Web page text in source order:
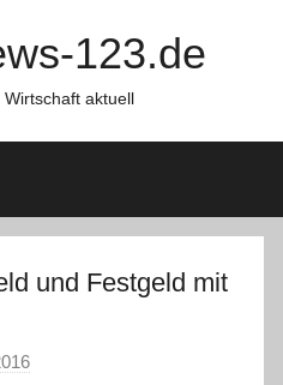
123.de
aktuell
und Festgeld mit